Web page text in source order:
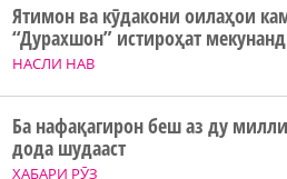
НАСЛИ НАВ
Ятимон ва кӯдакони оилаҳои
“Дурахшон” истироҳат мекунанд
ХАБАРИ РӮЗ
Ба нафақагирон беш аз ду
дода шудааст